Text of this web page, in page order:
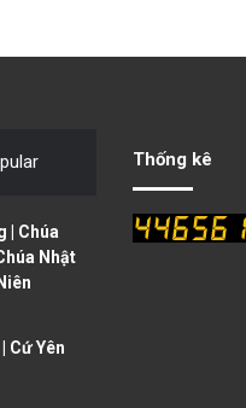
| Chúa
Nhật
Cứ Yên
Thống kê